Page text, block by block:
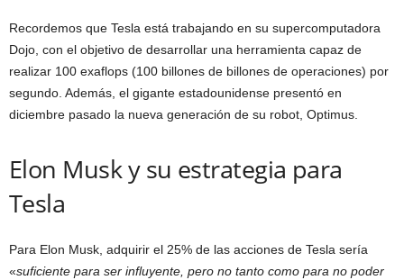
Recordemos que Tesla está trabajando en su supercomputadora
Dojo, con el objetivo de desarrollar una herramienta capaz de
realizar 100 exaflops (100 billones de billones de operaciones) por
segundo. Además, el gigante estadounidense presentó en
diciembre pasado la nueva generación de su robot, Optimus.
Elon Musk y su estrategia para
Tesla
Para Elon Musk, adquirir el 25% de las acciones de Tesla sería
«suficiente para ser influyente, pero no tanto como para no poder